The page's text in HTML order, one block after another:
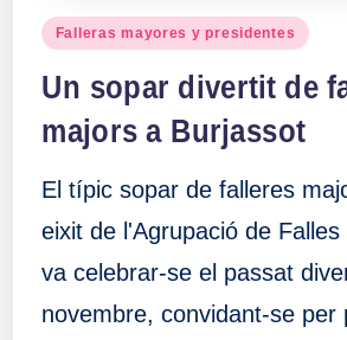
Publicado
Falleras mayores y presidentes
Un sopar divertit de
majors a Burjassot
El típic sopar de falleres
eixit de l'Agrupació de
va celebrar-se el passat
novembre, convidant-se per